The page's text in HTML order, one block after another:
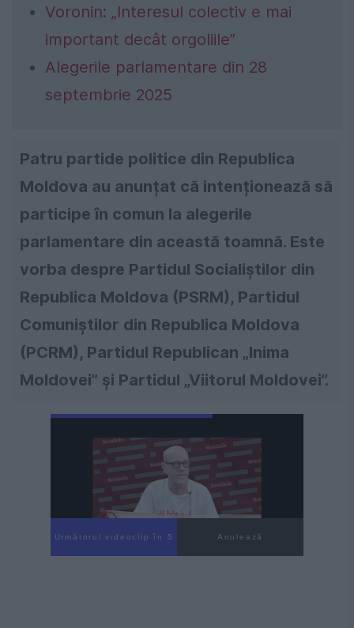
Voronin: „Interesul colectiv e mai
important decât orgoliile”
Alegerile parlamentare din 28
septembrie 2025
Patru partide politice din Republica
Moldova au anunțat că intenționează să
participe în comun la alegerile
parlamentare din această toamnă. Este
vorba despre Partidul Socialiștilor din
Republica Moldova (PSRM), Partidul
Comuniștilor din Republica Moldova
(PCRM), Partidul Republican „Inima
Moldovei” și Partidul „Viitorul Moldovei”.
Următorul videoclip în 3 Anulează